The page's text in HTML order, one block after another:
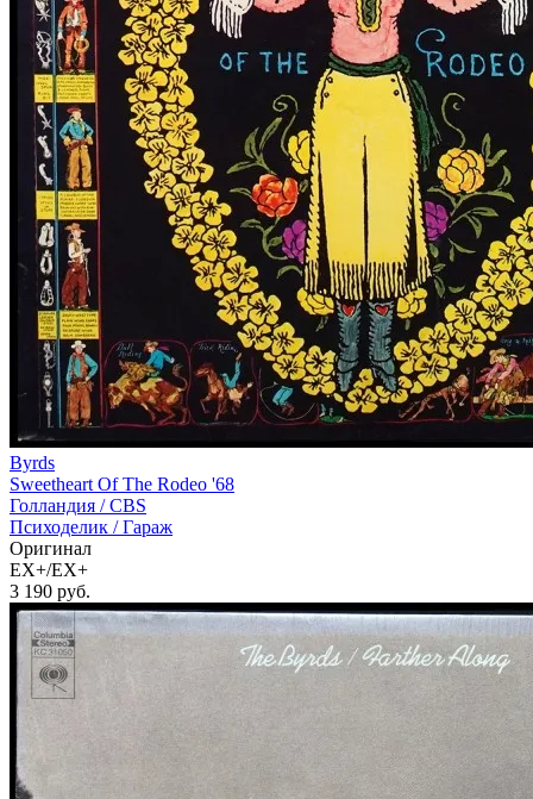
Byrds
Sweetheart Of The Rodeo '68
Голландия /CBS
Психоделик / Гараж
Оригинал
EX+/EX+
3 190 руб.